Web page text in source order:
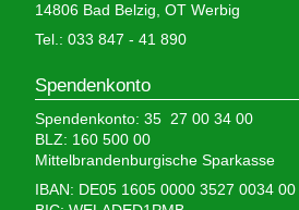
14806 Bad Belzig, OT Werbig
Tel.: 033 847 - 41 890
Spendenkonto
Spendenkonto: 35 27 00 34 00
BLZ: 160 500 00
Mittelbrandenburgische Sparkasse
IBAN: DE05 1605 0000 3527 0034 00